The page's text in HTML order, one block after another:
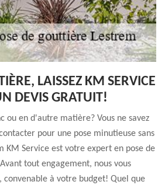
LAISSEZ KM SERVICE
DEVIS GRATUIT!
ou en d'autre matière? Vous ne savez
pour une pose minutieuse sans
KM Service est votre expert en pose de
tout engagement, nous vous
convenable à votre budget! Quel que